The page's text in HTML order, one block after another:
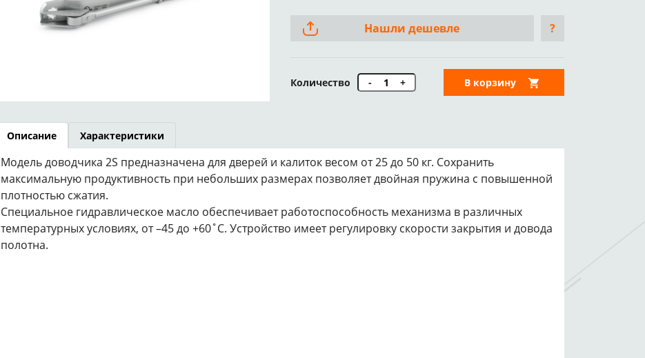
Нашли дешевле ?
Количество - + В корзину
Описание Характеристики
Модель доводчика 2S предназначена для дверей и калиток весом от 25 до 50 кг. Сохранить
максимальную продуктивность при небольших размерах позволяет двойная пружина с повышенной
плотностью сжатия.
Специальное гидравлическое масло обеспечивает работоспособность механизма в различных
температурных условиях, от –45 до +60˚С. Устройство имеет регулировку скорости закрытия и довода
полотна.